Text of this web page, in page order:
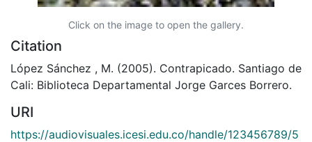
Click on the image to open the gallery.
Citation
López Sánchez , M. (2005). Contrapicado. Santiago de
Cali: Biblioteca Departamental Jorge Garces Borrero.
URI
https://audiovisuales.icesi.edu.co/handle/123456789/5